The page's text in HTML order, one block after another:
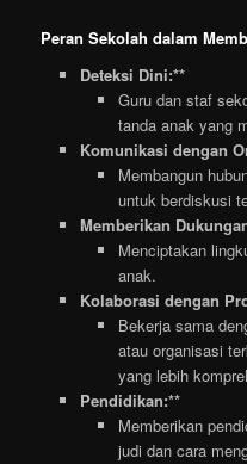
Peran Sekolah dalam
Deteksi Dini:**
Guru dan staf
tanda anak yang
Komunikasi dengan
Membangun
untuk berdiskusi
Memberikan
Menciptakan
anak.
Kolaborasi dengan
Bekerja sama
atau organisasi
yang lebih
Pendidikan:**
Memberikan
judi dan cara